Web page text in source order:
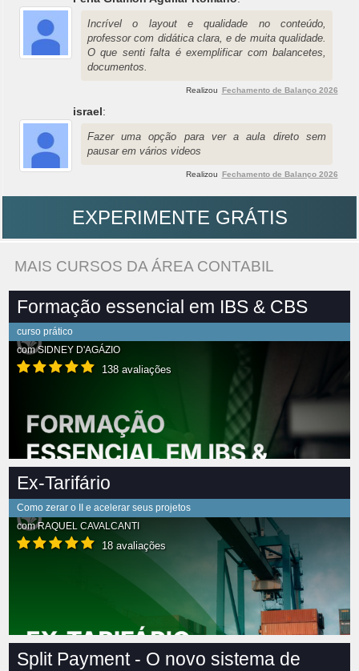
Incrível o layout e qualidade no conteúdo,
professor com didática clara, e de muita qualidade.
O que senti falta é exemplificar com balancetes,
documentos.
Realizou Fechamento de Balanço 2026
israel:
Fazer uma opção para ver a aula direto sem
pausar em vários videos
Realizou Fechamento de Balanço 2026
EXPERIMENTE GRÁTIS
MAIS CURSOS DA ÁREA CONTABIL
Formação essencial em IBS & CBS
curso prático
comSIDNEY D'AGÁZIO
138 avaliações
Ex-Tarifário
Como zerar o II e acelerar seus projetos
comRAQUEL CAVALCANTI
18 avaliações
Split Payment - O novo sistema de